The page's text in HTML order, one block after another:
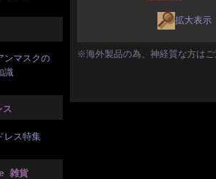
ンマスクの
識
ス
レス特集
雑貨
拡大表示
※海外製品の為、神経質な方は